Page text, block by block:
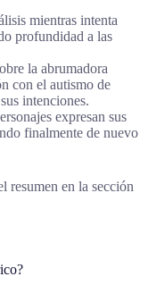
mientras intenta
profundidad a las
la abrumadora
con el autismo de
intenciones.
expresan sus
finalmente de nuevo
resumen en la sección